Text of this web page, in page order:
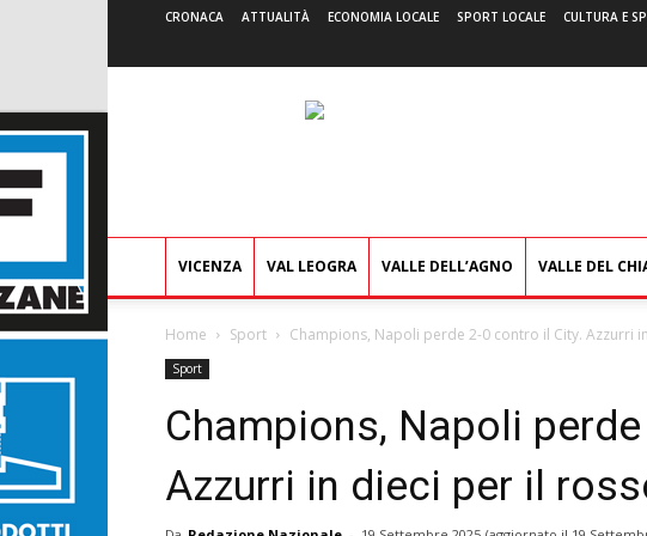
CRONACA ATTUALITÀ ECONOMIA LOCALE SPORT LOCALE CULTURA E
VICENZA VAL LEOGRA VALLE DELL’AGNO VALLE DEL
Home Sport Champions, Napoli perde 2-0 contro il City. Azzurri
Sport
Champions, Napoli
Azzurri in dieci per il